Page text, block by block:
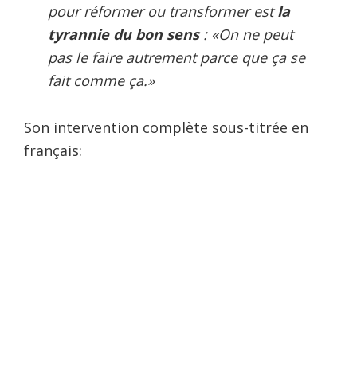
pour réformer ou transformer estla
tyrannie du bon sens: «On ne peut
pas le faire autrement parce que ça se
fait comme ça.»
Son intervention complète sous-titrée en
français: